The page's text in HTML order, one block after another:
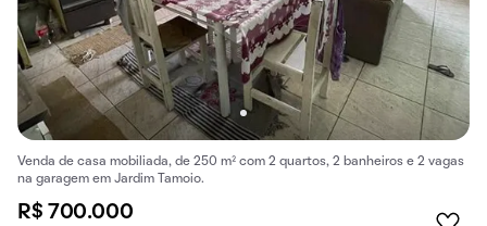
Venda de casa mobiliada, de 250 m² com 2 quartos, 2 banheiros e 2 vagas
na garagem em Jardim Tamoio.
R$ 700.000